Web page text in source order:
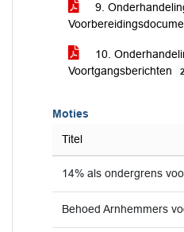
9.
10.
Voortgangsberichten
Moties
Titel
14% als ondergrens
Behoed Arnhemmers